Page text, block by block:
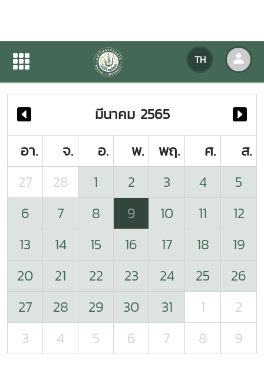
TH
ปฏิทินกิจกรรมของหน่วยงาน
ปฏิทินกิจกรรมของหน่วยงาน
มีนาคม 2565
อา.
จ. อ. พ. พฤ. ศ.
ส.
27
28 1 2 3 4
5
6
7 8 9 10 11
12
13
14 15 16 17 18
19
20
21 22 23 24 25
26
27
28 29 30 31 1
2
3
4 5 6 7 8 9